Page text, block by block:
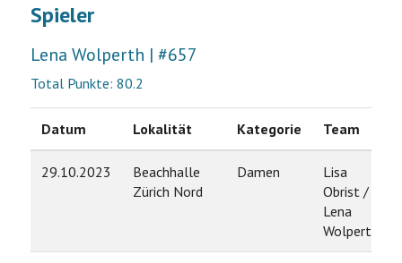
Spieler
Lena Wolperth | #657
Total Punkte: 80.2
Datum Lokalität Kategorie Team
29.10.2023
Beachhalle
Zürich Nord
Damen
Lisa
Obrist /
Lena
Wolperth